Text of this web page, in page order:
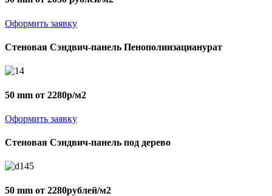
Оформить заявку
Стеновая Сэндвич-панель Пенополиизацианурат
50 mm от 2280р/м2
Оформить заявку
Стеновая Сэндвич-панель под дерево
50 mm от 2280рублей/м2